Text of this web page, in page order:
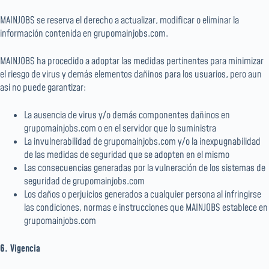
MAINJOBS se reserva el derecho a actualizar, modificar o eliminar la
información contenida en grupomainjobs.com.
MAINJOBS ha procedido a adoptar las medidas pertinentes para minimizar
el riesgo de virus y demás elementos dañinos para los usuarios, pero aun
asi no puede garantizar:
La ausencia de virus y/o demás componentes dañinos en
grupomainjobs.com o en el servidor que lo suministra
La invulnerabilidad de grupomainjobs.com y/o la inexpugnabilidad
de las medidas de seguridad que se adopten en el mismo
Las consecuencias generadas por la vulneración de los sistemas de
seguridad de grupomainjobs.com
Los daños o perjuicios generados a cualquier persona al infringirse
las condiciones, normas e instrucciones que MAINJOBS establece en
grupomainjobs.com
6. Vigencia